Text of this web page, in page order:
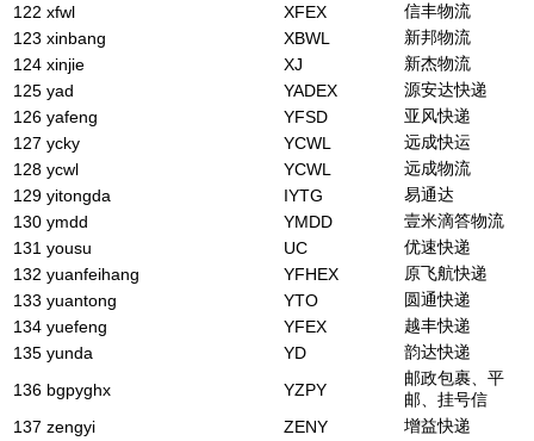
122 xfwl XFEX
信丰物流
123 xinbang XBWL
新邦物流
124 xinjie XJ
新杰物流
125 yad YADEX
源安达快递
126 yafeng YFSD
亚风快递
127 ycky YCWL
远成快运
128 ycwl YCWL
远成物流
129 yitongda IYTG
易通达
130 ymdd YMDD
壹米滴答物流
131 yousu UC
优速快递
132 yuanfeihang YFHEX
原飞航快递
133 yuantong YTO
圆通快递
134 yuefeng YFEX
越丰快递
135 yunda YD
韵达快递
136 bgpyghx YZPY
邮政包裹、平
邮、挂号信
137 zengyi ZENY
增益快递